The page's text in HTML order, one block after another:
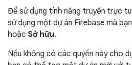
Để sử dụng tính năng truyền trực
sử dụng một dự án Firebase mà
hoặc Sở hữu.
Nếu không có các quyền này cho